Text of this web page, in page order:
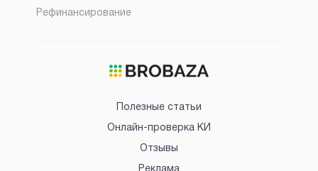
Рефинансирование
Полезные статьи
Онлайн-проверка КИ
Отзывы